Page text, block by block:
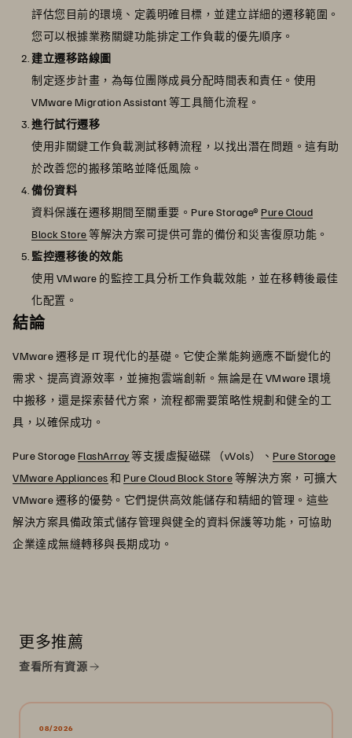
評估您目前的環境、定義明確目標，並建立詳細的遷移範圍。
您可以根據業務關鍵功能排定工作負載的優先順序。
建立遷移路線圖
制定逐步計畫，為每位團隊成員分配時間表和責任。使用
VMware Migration Assistant 等工具簡化流程。
進行試行遷移
使用非關鍵工作負載測試移轉流程，以找出潛在問題。這有助
於改善您的搬移策略並降低風險。
備份資料
資料保護在遷移期間至關重要。Pure Storage® Pure Cloud
Block Store等解決方案可提供可靠的備份和災害復原功能。
監控遷移後的效能
使用 VMware 的監控工具分析工作負載效能，並在移轉後最佳
化配置。
結論
VMware 遷移是 IT 現代化的基礎。它使企業能夠適應不斷變化的
需求、提高資源效率，並擁抱雲端創新。無論是在 VMware 環境
中搬移，還是探索替代方案，流程都需要策略性規劃和健全的工
具，以確保成功。
Pure StorageFlashArray等支援虛擬磁碟 （vVols）、 Pure Storage
VMware Appliances和 Pure Cloud Block Store等解決方案，可擴大
VMware 遷移的優勢。它們提供高效能儲存和精細的管理。這些
解決方案具備政策式儲存管理與健全的資料保護等功能，可協助
企業達成無縫轉移與長期成功。
更多推薦
查看所有資源
08/2026